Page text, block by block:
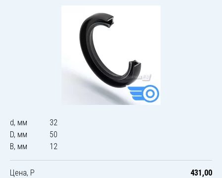
d, мм
32
D, мм
50
B, мм
12
Цена, Р 431,00